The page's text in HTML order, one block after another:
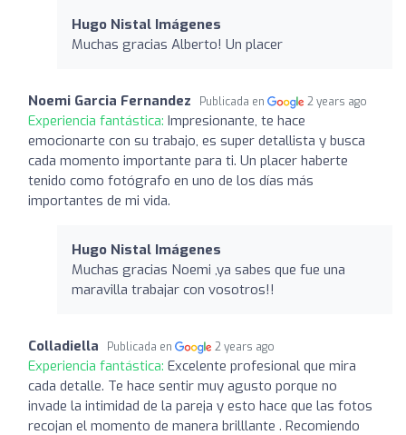
Hugo Nistal Imágenes
Muchas gracias Alberto! Un placer
Noemi Garcia Fernandez Publicada en 2 years ago
Experiencia fantástica: Impresionante, te hace
emocionarte con su trabajo, es super detallista y busca
cada momento importante para ti. Un placer haberte
tenido como fotógrafo en uno de los días más
importantes de mi vida.
Hugo Nistal Imágenes
Muchas gracias Noemi ,ya sabes que fue una
maravilla trabajar con vosotros!!
Colladiella Publicada en 2 years ago
Experiencia fantástica: Excelente profesional que mira
cada detalle. Te hace sentir muy agusto porque no
invade la intimidad de la pareja y esto hace que las fotos
recojan el momento de manera brilllante . Recomiendo